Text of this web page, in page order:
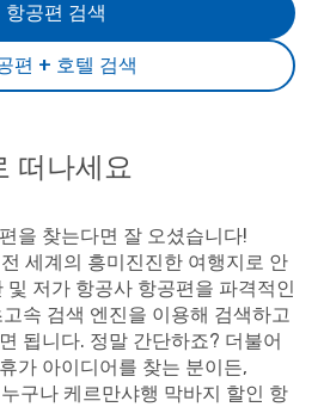
편 + 호텔 검색
항공편 검색
떠나세요
을 찾는다면 잘 오셨습니다!
세계의 흥미진진한 여행지로 안
및 저가 항공사 항공편을 파격적인
속 검색 엔진을 이용해 검색하고
됩니다. 정말 간단하죠? 더불어
가 아이디어를 찾는 분이든,
구나 케르만샤행 막바지 할인 항